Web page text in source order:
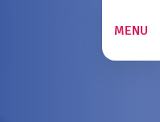
ZOEKEN
MENU